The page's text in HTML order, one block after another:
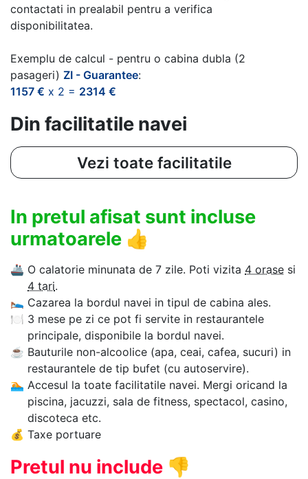
contactati in prealabil pentru a verifica
disponibilitatea.
Exemplu de calcul - pentru o cabina dubla (2
pasageri) ZI - Guarantee:
1157 € x 2 = 2314 €
Din facilitatile navei
Vezi toate facilitatile
In pretul afisat sunt incluse
urmatoarele 👍
🚢 O calatorie minunata de 7 zile. Poti vizita 4 orase si
4 tari.
🛌 Cazarea la bordul navei in tipul de cabina ales.
🍽 3 mese pe zi ce pot fi servite in restaurantele
principale, disponibile la bordul navei.
☕ Bauturile non-alcoolice (apa, ceai, cafea, sucuri) in
restaurantele de tip bufet (cu autoservire).
🏊‍ Accesul la toate facilitatile navei. Mergi oricand la
piscina, jacuzzi, sala de fitness, spectacol, casino,
discoteca etc.
💰 Taxe portuare
Pretul nu include 👎